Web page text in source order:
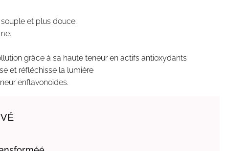
et plus douce.
grâce à sa haute teneur en actifs antioxydants
et réfléchisse la lumière
enflavonoïdes.